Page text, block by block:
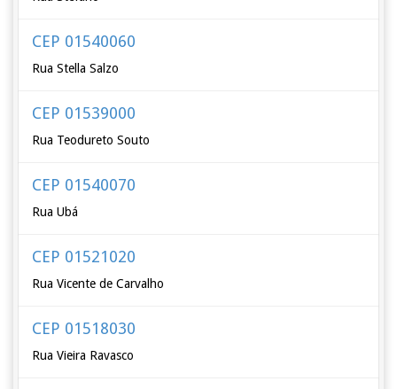
CEP 01540060
Rua Stella Salzo
CEP 01539000
Rua Teodureto Souto
CEP 01540070
Rua Ubá
CEP 01521020
Rua Vicente de Carvalho
CEP 01518030
Rua Vieira Ravasco